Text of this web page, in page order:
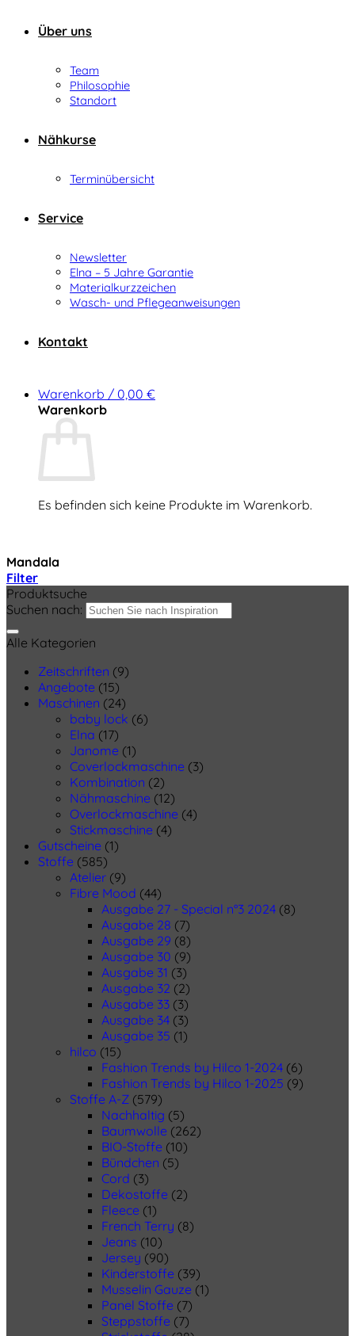
Über uns
Team
Philosophie
Standort
Nähkurse
Terminübersicht
Service
Newsletter
Elna – 5 Jahre Garantie
Materialkurzzeichen
Wasch- und Pflegeanweisungen
Kontakt
Warenkorb / 0,00 €
Warenkorb
Es befinden sich keine Produkte im Warenkorb.
Mandala
Filter
Produktsuche
Suchen nach:
Alle Kategorien
Zeitschriften (9)
Angebote (15)
Maschinen (24)
baby lock (6)
Elna (17)
Janome (1)
Coverlockmaschine (3)
Kombination (2)
Nähmaschine (12)
Overlockmaschine (4)
Stickmaschine (4)
Gutscheine (1)
Stoffe (585)
Atelier (9)
Fibre Mood (44)
Ausgabe 27 - Special n°3 2024 (8)
Ausgabe 28 (7)
Ausgabe 29 (8)
Ausgabe 30 (9)
Ausgabe 31 (3)
Ausgabe 32 (2)
Ausgabe 33 (3)
Ausgabe 34 (3)
Ausgabe 35 (1)
hilco (15)
Fashion Trends by Hilco 1-2024 (6)
Fashion Trends by Hilco 1-2025 (9)
Stoffe A-Z (579)
Nachhaltig (5)
Baumwolle (262)
BIO-Stoffe (10)
Bündchen (5)
Cord (3)
Dekostoffe (2)
Fleece (1)
French Terry (8)
Jeans (10)
Jersey (90)
Kinderstoffe (39)
Musselin Gauze (1)
Panel Stoffe (7)
Steppstoffe (7)